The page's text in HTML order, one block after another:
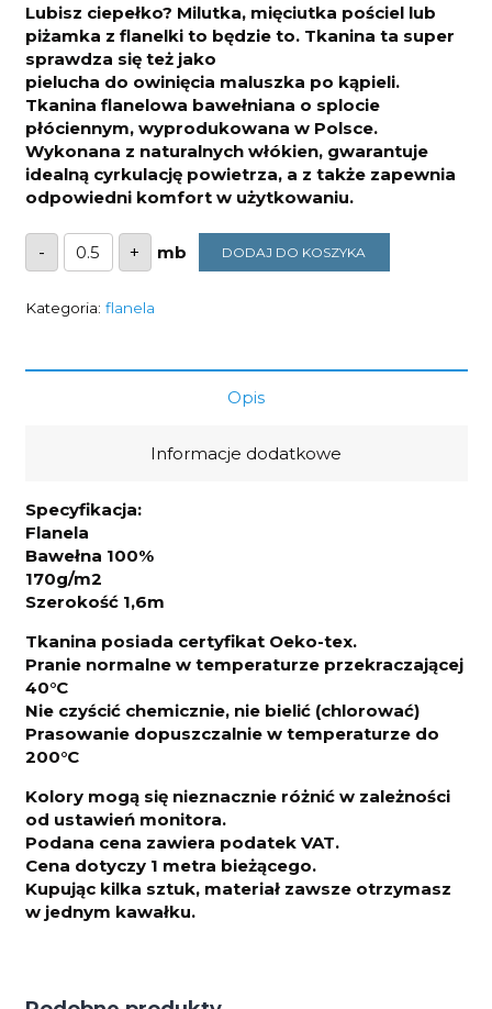
Lubisz ciepełko? Milutka, mięciutka pościel lub
piżamka z flanelki to będzie to. Tkanina ta super
sprawdza się też jako
pielucha do owinięcia maluszka po kąpieli.
Tkanina flanelowa bawełniana o splocie
płóciennym, wyprodukowana w Polsce.
Wykonana z naturalnych włókien, gwarantuje
idealną cyrkulację powietrza, a z także zapewnia
odpowiedni komfort w użytkowaniu.
-
ilość
Flanela
misie
koszach
170g/m2
+ DODAJ DO KOSZYKA
Kategoria: flanela
Opis
Informacje dodatkowe
Specyfikacja:
Flanela
Bawełna 100%
170g/m2
Szerokość 1,6m
Tkanina posiada certyfikat Oeko-tex.
Pranie normalne w temperaturze przekraczającej
40°C
Nie czyścić chemicznie, nie bielić (chlorować)
Prasowanie dopuszczalnie w temperaturze do
200°C
Kolory mogą się nieznacznie różnić w zależności
od ustawień monitora.
Podana cena zawiera podatek VAT.
Cena dotyczy 1 metra bieżącego.
Kupując kilka sztuk, materiał zawsze otrzymasz
w jednym kawałku.